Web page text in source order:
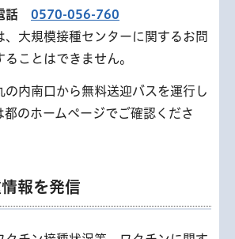
話 0570-056-760
、大規模接種センターに関するお問
ことはできません。
の内南口から無料送迎バスを運行し
都のホームページでご確認くださ
報を発信